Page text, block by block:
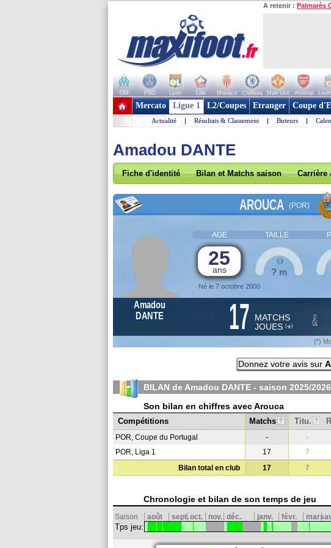
A retenir : Palmarès
OM PSG Lyon Lille Monaco Chelsea Man Utd Arsenal
+ de clubs
Mercato Ligue 1 L2/Coupes Etranger Coupe
Actualité | Résultats & Classement | Buteurs |
Amadou DANTE
Fiche d'identité Bilan et Matchs saison Carrière
AROUCA (POR)
AGE TAILLE
25
ans
Né le 7 octobre 2000
? m
Amadou
DANTE
17 MATCHS
JOUES (*) &
(*)
Donnez votre avis sur
BILAN de Amadou DANTE - saison 2025/2026
Son bilan en chiffres avec Arouca
Compétitions
Matchs ? Titu. ?
POR, Coupe du Portugal - -
POR, Liga 1
17 7
Bilan total en club
17 7
Chronologie et bilan de son temps de jeu
Saison août sept.oct. nov. déc. janv. févr. mars
Tps jeu: